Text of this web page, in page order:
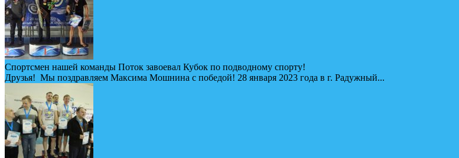
Спортсмен нашей команды Поток завоевал Кубок по подводному спорту!
Друзья! Мы поздравляем Максима Мошнина с победой! 28 января 2023 года в г. Радужный...